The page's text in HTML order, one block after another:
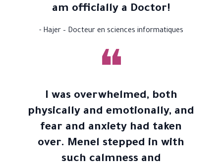
am officially a Doctor!
- Hajer – Docteur en sciences informatiques
❝
I was overwhelmed, both
physically and emotionally, and
fear and anxiety had taken
over. Menel stepped in with
such calmness and